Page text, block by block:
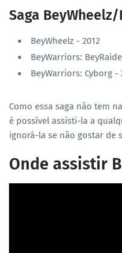
Saga
BeyWheelz - 2012
BeyWarriors:
BeyWarriors: Cyborg -
Como essa saga não tem
é possível assisti-la a
ignorá-la se não gostar de
Onde assistir